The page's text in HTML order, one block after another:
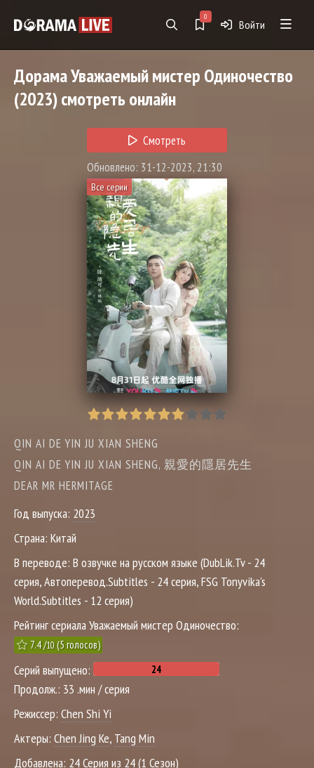
0
Войти
ДорамаУважаемый мистер Одиночество
(2023) смотреть онлайн
Смотреть
Обновлено: 31-12-2023, 21:30
Все серии
QIN AI DE YIN JU XIAN SHENG
QIN AI DE YIN JU XIAN SHENG, 親愛的隱居先生
DEAR MR HERMITAGE
Год выпуска: 2023
Страна: Китай
В переводе: В озвучке на русском языке (DubLik.Tv - 24
серия, Автоперевод.Subtitles - 24 серия, FSG Tonyvika's
World.Subtitles - 12 серия)
Рейтинг сериала Уважаемый мистер Одиночество:
7.4/10(5голосов)
Серий выпущено:
Продолж.: 33 .мин / серия
Режиссер: Chen Shi Yi
Актеры: Chen Jing Ke, Tang Min
Добавлена: 24 Серия из 24 (1 Сезон)